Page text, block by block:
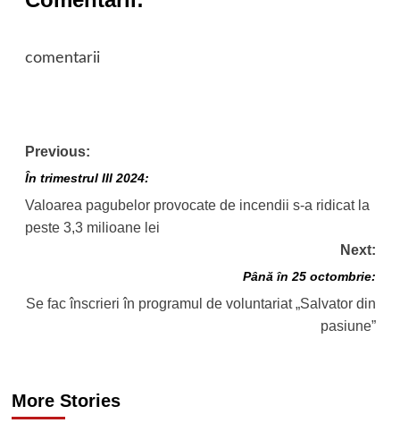
comentarii
Post
navigation
Previous:
În trimestrul III 2024:
Valoarea pagubelor provocate de incendii s-a ridicat la
peste 3,3 milioane lei
Next:
Până în 25 octombrie:
Se fac înscrieri în programul de voluntariat „Salvator din
pasiune”
More Stories